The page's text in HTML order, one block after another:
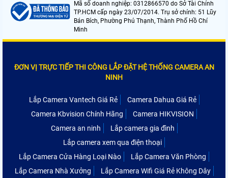
Mã số doanh nghiệp: 0312866570 do Sở Tài Chính
TP.HCM cấp ngày 23/07/2014. Trụ sở chính: 51 Lũy
Bán Bích, Phường Phú Thạnh, Thành Phố Hồ Chí
Minh
ĐƠN VỊ TRỰC TIẾP THI CÔNG LẮP ĐẶT HỆ THỐNG CAMERA AN
NINH
Lắp Camera Vantech Giá Rẻ
Camera Dahua Giá Rẻ
Camera Kbvision Chính Hãng
Camera HIKVISION
Camera an ninh
Lắp camera gia đình
Lắp camera xem qua điện thoại
Lắp Camera Cửa Hàng Loại Nào
Lắp Camera Văn Phòng
Lắp Camera Nhà Xưởng
Lắp Camera Wifi Giá Rẻ Không Dây